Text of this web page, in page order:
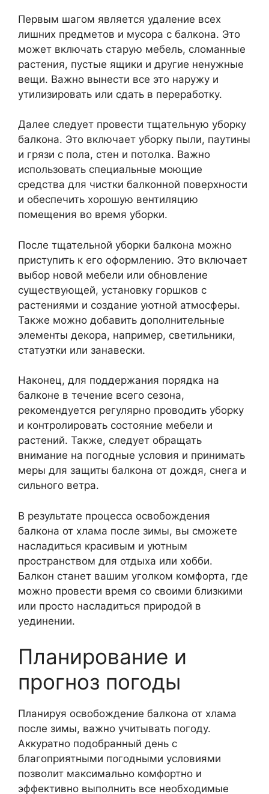
Первым шагом является удаление всех
лишних предметов и мусора с балкона. Это
может включать старую мебель, сломанные
растения, пустые ящики и другие ненужные
вещи. Важно вынести все это наружу и
утилизировать или сдать в переработку.
Далее следует провести тщательную уборку
балкона. Это включает уборку пыли, паутины
и грязи с пола, стен и потолка. Важно
использовать специальные моющие
средства для чистки балконной поверхности
и обеспечить хорошую вентиляцию
помещения во время уборки.
После тщательной уборки балкона можно
приступить к его оформлению. Это включает
выбор новой мебели или обновление
существующей, установку горшков с
растениями и создание уютной атмосферы.
Также можно добавить дополнительные
элементы декора, например, светильники,
статуэтки или занавески.
Наконец, для поддержания порядка на
балконе в течение всего сезона,
рекомендуется регулярно проводить уборку
и контролировать состояние мебели и
растений. Также, следует обращать
внимание на погодные условия и принимать
меры для защиты балкона от дождя, снега и
сильного ветра.
В результате процесса освобождения
балкона от хлама после зимы, вы сможете
насладиться красивым и уютным
пространством для отдыха или хобби.
Балкон станет вашим уголком комфорта, где
можно провести время со своими близкими
или просто насладиться природой в
уединении.
Планирование и
прогноз погоды
Планируя освобождение балкона от хлама
после зимы, важно учитывать погоду.
Аккуратно подобранный день с
благоприятными погодными условиями
позволит максимально комфортно и
эффективно выполнить все необходимые